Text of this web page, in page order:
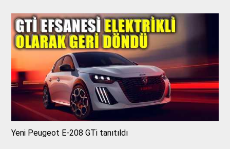
Yeni Peugeot E-208 GTi tanıtıldı